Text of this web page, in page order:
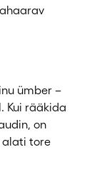
ümber –
Kui rääkida
on
alati tore